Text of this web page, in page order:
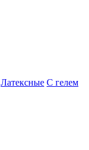
Латексные С гелем